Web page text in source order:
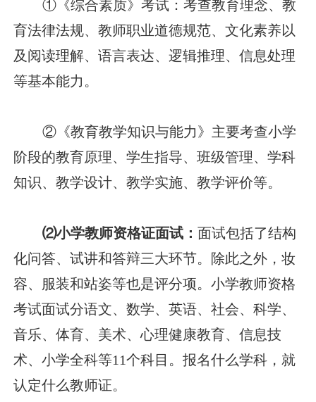
①《综合素质》考试：考查教育理念、教
育法律法规、教师职业道德规范、文化素养以
及阅读理解、语言表达、逻辑推理、信息处理
等基本能力。
②《教育教学知识与能力》主要考查小学
阶段的教育原理、学生指导、班级管理、学科
知识、教学设计、教学实施、教学评价等。
⑵小学教师资格证面试：面试包括了结构
化问答、试讲和答辩三大环节。除此之外，妆
容、服装和站姿等也是评分项。小学教师资格
考试面试分语文、数学、英语、社会、科学、
音乐、体育、美术、心理健康教育、信息技
术、小学全科等11个科目。报名什么学科，就
认定什么教师证。